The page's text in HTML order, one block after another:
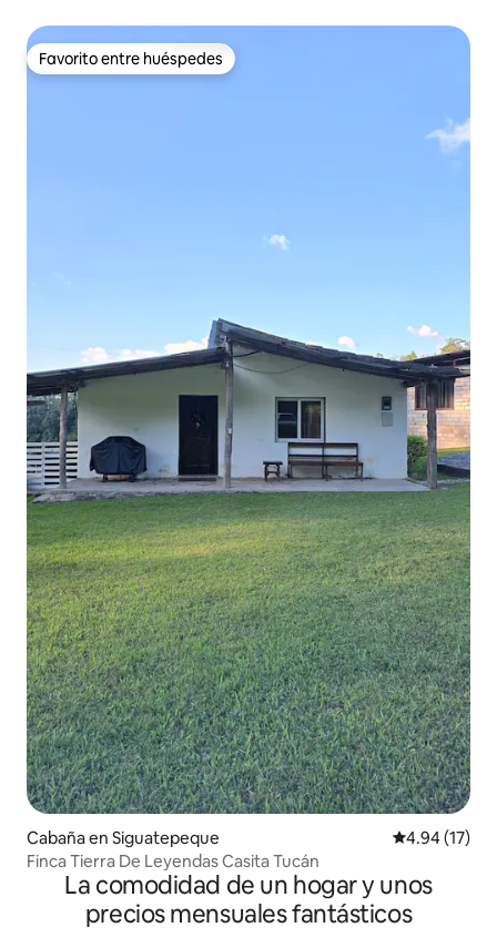
Favorito entre huéspedes
Favorito entre huéspedes
Cabaña en Siguatepeque Calificación
4.94 (17)
Finca Tierra De Leyendas Casita Tucán
La comodidad de un hogar y unos
precios mensuales fantásticos